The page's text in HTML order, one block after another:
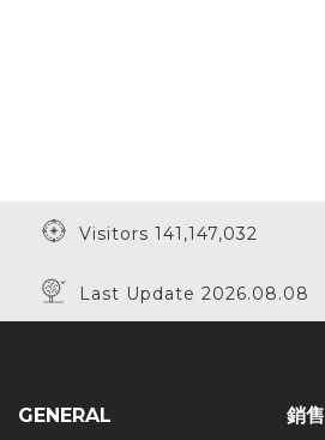
Visitors 141,147,032
Last Update 2026.08.08
GENERAL 銷售